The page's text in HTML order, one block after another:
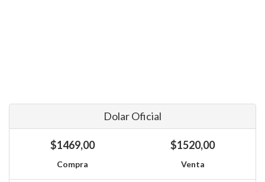
Dolar Oficial
$1469,00
Compra
$1520,00
Venta